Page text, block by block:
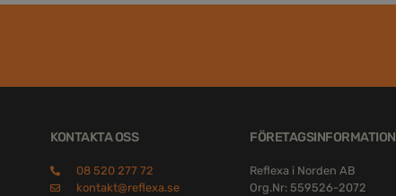
KONTAKTA OSS
08 520 277 72
kontakt@reflexa.se
FÖRETAGSINFORMATION
Reflexa i Norden AB
Org.Nr: 559526-2072